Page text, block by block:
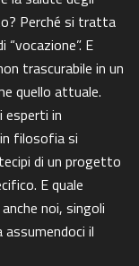
Perché si tratta
E
trascurabile in un
quello attuale.
esperti in
filosofia si
di un progetto
E quale
noi, singoli
il